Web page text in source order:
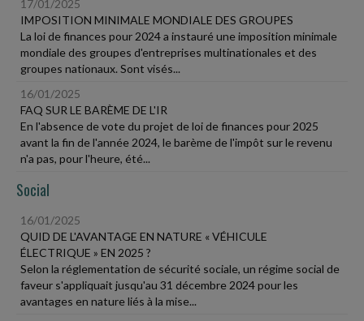
17/01/2025
IMPOSITION MINIMALE MONDIALE DES GROUPES
La loi de finances pour 2024 a instauré une imposition minimale
mondiale des groupes d'entreprises multinationales et des
groupes nationaux. Sont visés...
16/01/2025
FAQ SUR LE BARÈME DE L'IR
En l'absence de vote du projet de loi de finances pour 2025
avant la fin de l'année 2024, le barème de l'impôt sur le revenu
n'a pas, pour l'heure, été...
Social
16/01/2025
QUID DE L'AVANTAGE EN NATURE « VÉHICULE
ÉLECTRIQUE » EN 2025 ?
Selon la réglementation de sécurité sociale, un régime social de
faveur s'appliquait jusqu'au 31 décembre 2024 pour les
avantages en nature liés à la mise...